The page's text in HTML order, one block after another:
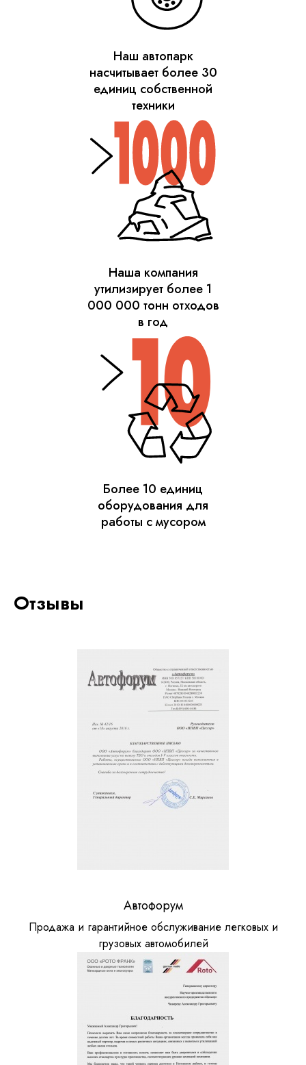
Наш автопарк
насчитывает более 30
единиц собственной
техники
Наша компания
утилизирует более 1
000 000 тонн отходов
в год
Более 10 единиц
оборудования для
работы с мусором
Отзывы
Автофорум
Продажа и гарантийное обслуживание легковых и
грузовых автомобилей